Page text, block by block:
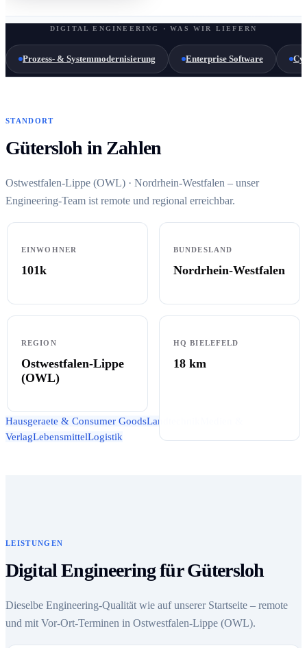
DIGITAL ENGINEERING · WAS WIR LIEFERN
Prozess- & Systemmodernisierung Enterprise Software
STANDORT
Gütersloh in Zahlen
Ostwestfalen-Lippe (OWL) · Nordrhein-Westfalen – unser
Engineering-Team ist remote und regional erreichbar.
EINWOHNER
101k
BUNDESLAND
Nordrhein-Westfalen
REGION
Ostwestfalen-Lippe
(OWL)
HQ BIELEFELD
18 km
Hausgeraete & Consumer GoodsLandtechnik
VerlagLebensmittelLogistik
LEISTUNGEN
Digital Engineering für Gütersloh
Dieselbe Engineering-Qualität wie auf unserer Startseite – remote
und mit Vor-Ort-Terminen in Ostwestfalen-Lippe (OWL).